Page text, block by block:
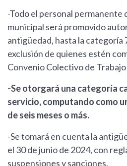
-Todo el personal permanente
municipal será promovido
antigüedad, hasta la categoría
exclusión de quienes estén
Convenio Colectivo de Trabajo
-Se otorgará una categoría
servicio, computando como
de seis meses o más.
-Se tomará en cuenta la
el 30 de junio de 2024, con
suspensiones y sanciones.